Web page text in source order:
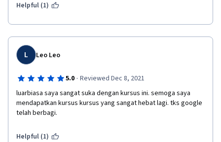
Helpful (1)
L Leo Leo
5.0 · Reviewed Dec 8, 2021
luarbiasa saya sangat suka dengan kursus ini. semoga saya
mendapatkan kursus kursus yang sangat hebat lagi. tks google
telah berbagi.
Helpful (1)